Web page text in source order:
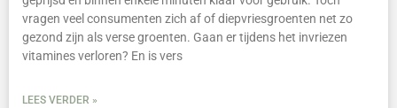
vragen veel consumenten zich af of diepvriesgroenten net zo
gezond zijn als verse groenten. Gaan er tijdens het invriezen
vitamines verloren? En is vers
LEES VERDER »